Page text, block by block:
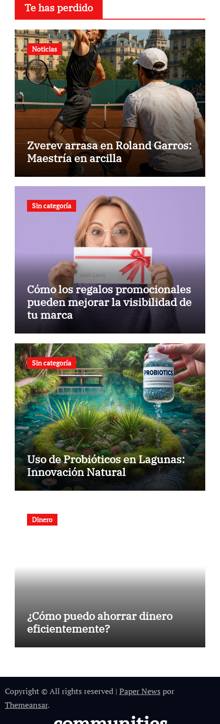
Te has perdido
Noticias
Zverev arrasa en Roland Garros:
Maestría en arcilla
Sin categoría
Cómo los regalos promocionales
pueden mejorar la visibilidad de
tu marca
Sin categoría
Uso de Probióticos en Lagunas:
Innovación Natural
Dinero
¿Cómo puedo ahorrar dinero
eficientemente?
Copyright © All rights reserved | Paper News por
Themeansar.